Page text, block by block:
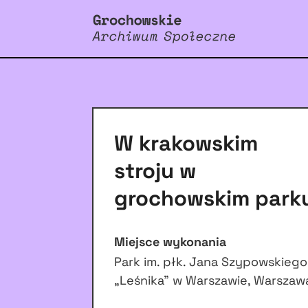
W krakowskim
stroju w
grochowskim
Miejsce wykonania
Park im. płk. Jana Szypowskiego
„Leśnika” w Warszawie,